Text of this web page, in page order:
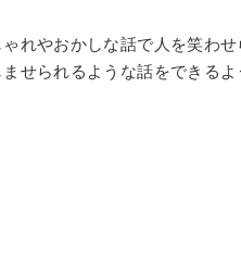
れやおかしな話で人を笑わ
せられるような話をできる